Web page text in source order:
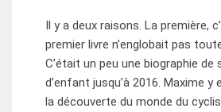
Il y a deux raisons. La première,
premier livre n’englobait pas
C’était un peu une biographie de
d’enfant jusqu’à 2016. Maxime
la découverte du monde du